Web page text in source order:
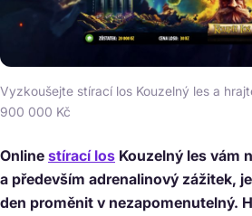
Vyzkoušejte stírací los Kouzelný les a
900 000 Kč
Online stírací los Kouzelný les vám
a především adrenalinový zážitek,
den proměnit v nezapomenutelný.